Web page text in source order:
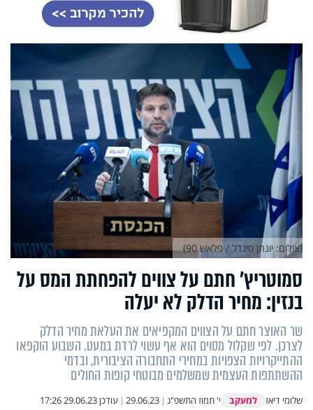
סמוטריץ' חתם על צווים להפחתת המס על
בנזין: מחיר הדלק לא יעלה
שר האוצר חתם על הצווים המקפיאים את העלאת מחיר הדלק
לצרכן. לפי שקלול מסוים הוא אף עשוי לרדת במעט. השבוע הוקפאו
ההתייקרויות הצפויות במחירי התחבורה הציבורית, ובדמי
ההשתתפות העצמית שמשלמים מבוטחי קופות החולים
שלומי דיאז למעקב י' תמוז התשפ"ג |
29.06.23
| עודכן29.06.23 17:26
(צילום: יונתן סינדל / פלאש 90)